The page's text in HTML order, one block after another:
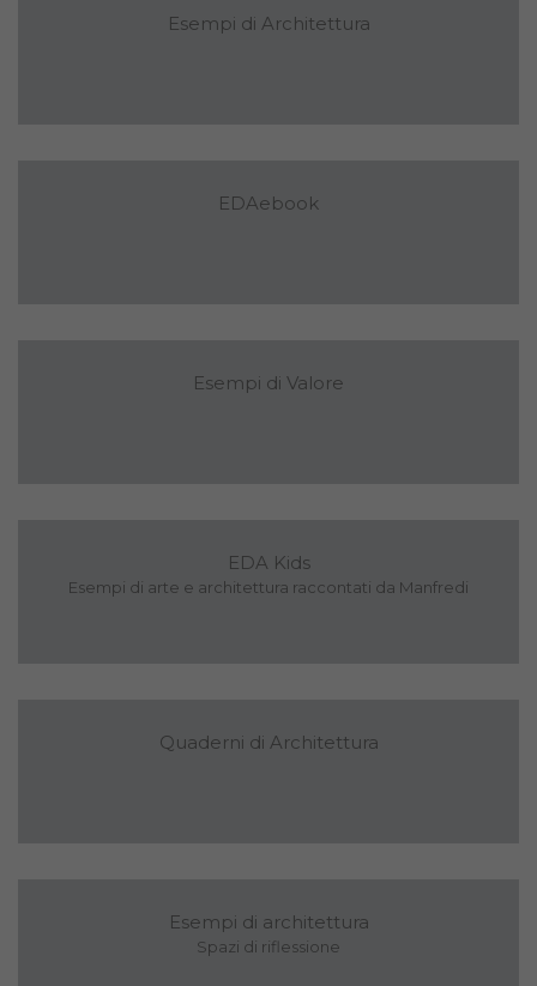
Esempi di Architettura
EDAebook
Esempi di Valore
EDA Kids
Esempi di arte e architettura raccontati da Manfredi
Quaderni di Architettura
Esempi di architettura
Spazi di riflessione